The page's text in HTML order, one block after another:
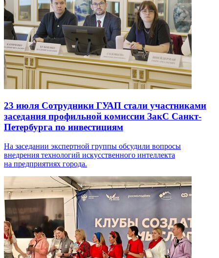
23 июля Сотрудники ГУАП стали участниками
заседания профильной комиссии ЗакС Санкт-
Петербурга по инвестициям
На заседании экспертной группы обсудили вопросы
внедрения технологий искусственного интеллекта
на предприятиях города.